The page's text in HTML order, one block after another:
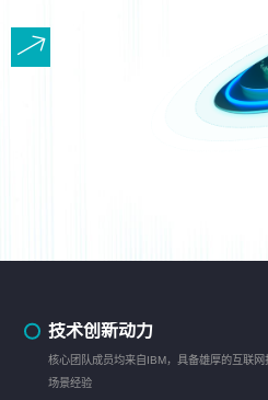
技术创新动力
核心团队成员均来自IBM，具备雄厚的互联
场景经验